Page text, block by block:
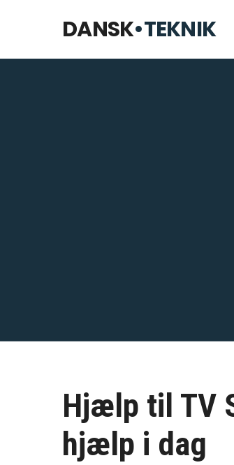
DANSK•TEKNIK
Åbner kl. 09:00
Hjælp til TV
hjælp i dag